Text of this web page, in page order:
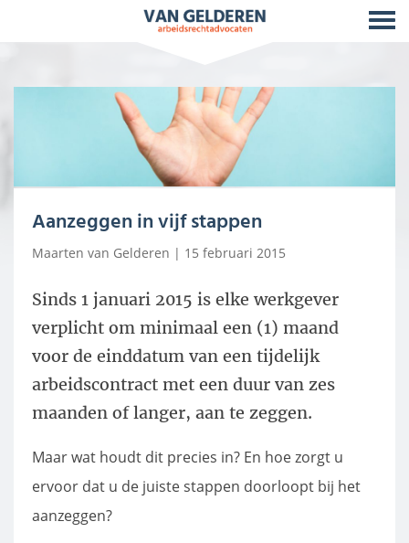
Aanzeggen in vijf stappen
Maarten van Gelderen | 15 februari 2015
Sinds 1 januari 2015 is elke werkgever
verplicht om minimaal een (1) maand
voor de einddatum van een tijdelijk
arbeidscontract met een duur van zes
maanden of langer, aan te zeggen.
Maar wat houdt dit precies in? En hoe zorgt u
ervoor dat u de juiste stappen doorloopt bij het
aanzeggen?